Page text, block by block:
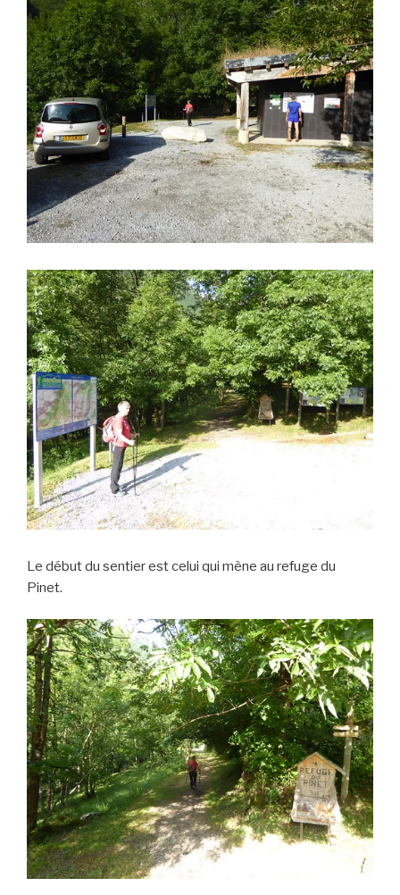
Le début du sentier est celui qui mène au refuge du
Pinet.